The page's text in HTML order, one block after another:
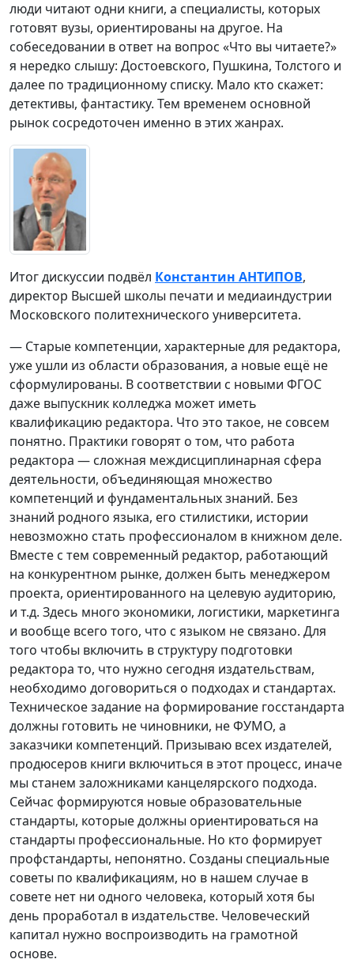
люди читают одни книги, а специалисты, которых
готовят вузы, ориентированы на другое. На
собеседовании в ответ на вопрос «Что вы читаете?»
я нередко слышу: Достоевского, Пушкина, Толстого и
далее по традиционному списку. Мало кто скажет:
детективы, фантастику. Тем временем основной
рынок сосредоточен именно в этих жанрах.
Итог дискуссии подвёл Константин АНТИПОВ,
директор Высшей школы печати и медиаиндустрии
Московского политехнического университета.
— Старые компетенции, характерные для редактора,
уже ушли из области образования, а новые ещё не
сформулированы. В соответствии с новыми ФГОС
даже выпускник колледжа может иметь
квалификацию редактора. Что это такое, не совсем
понятно. Практики говорят о том, что работа
редактора — сложная междисциплинарная сфера
деятельности, объединяющая множество
компетенций и фундаментальных знаний. Без
знаний родного языка, его стилистики, истории
невозможно стать профессионалом в книжном деле.
Вместе с тем современный редактор, работающий
на конкурентном рынке, должен быть менеджером
проекта, ориентированного на целевую аудиторию,
и т.д. Здесь много экономики, логистики, маркетинга
и вообще всего того, что с языком не связано. Для
того чтобы включить в структуру подготовки
редактора то, что нужно сегодня издательствам,
необходимо договориться о подходах и стандартах.
Техническое задание на формирование госстандарта
должны готовить не чиновники, не ФУМО, а
заказчики компетенций. Призываю всех издателей,
продюсеров книги включиться в этот процесс, иначе
мы станем заложниками канцелярского подхода.
Сейчас формируются новые образовательные
стандарты, которые должны ориентироваться на
стандарты профессиональные. Но кто формирует
профстандарты, непонятно. Созданы специальные
советы по квалификациям, но в нашем случае в
совете нет ни одного человека, который хотя бы
день проработал в издательстве. Человеческий
капитал нужно воспроизводить на грамотной
основе.